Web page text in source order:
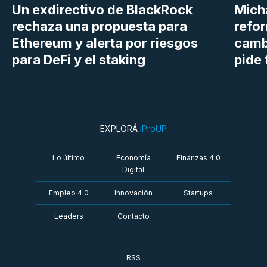
Un exdirectivo de BlackRock
rechaza una propuesta para
Ethereum y alerta por riesgos
para DeFi y el staking
pide
EXPLORÁ iProUP
Lo último
Economía
Digital
Finanzas 4.0
Empleo 4.0 Innovación Startups
Leaders Contacto
RSS